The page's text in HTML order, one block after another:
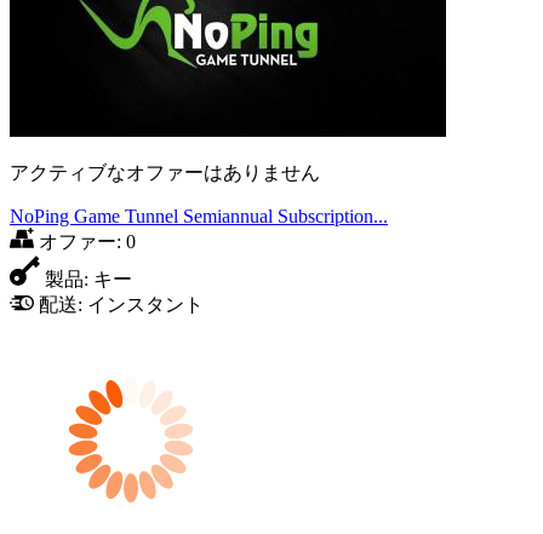
アクティブなオファーはありません
NoPing Game Tunnel Semiannual Subscription...
オファー: 0
製品: キー
配送: インスタント